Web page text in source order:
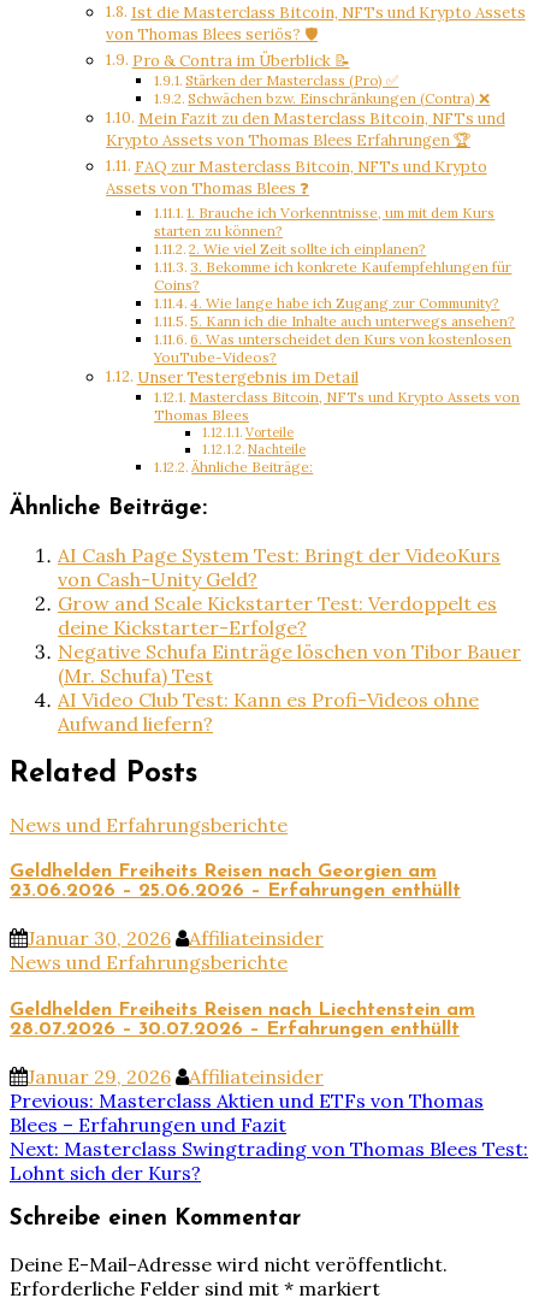
Ist die Masterclass Bitcoin, NFTs und Krypto Assets
von Thomas Blees seriös? 🛡️
Pro & Contra im Überblick 📝
Stärken der Masterclass (Pro) ✅
Schwächen bzw. Einschränkungen (Contra) ❌
Mein Fazit zu den Masterclass Bitcoin, NFTs und
Krypto Assets von Thomas Blees Erfahrungen 🏆
FAQ zur Masterclass Bitcoin, NFTs und Krypto
Assets von Thomas Blees ❓
1. Brauche ich Vorkenntnisse, um mit dem Kurs
starten zu können?
2. Wie viel Zeit sollte ich einplanen?
3. Bekomme ich konkrete Kaufempfehlungen für
Coins?
4. Wie lange habe ich Zugang zur Community?
5. Kann ich die Inhalte auch unterwegs ansehen?
6. Was unterscheidet den Kurs von kostenlosen
YouTube-Videos?
Unser Testergebnis im Detail
Masterclass Bitcoin, NFTs und Krypto Assets von
Thomas Blees
Vorteile
Nachteile
Ähnliche Beiträge:
Ähnliche Beiträge:
AI Cash Page System Test: Bringt der VideoKurs
von Cash-Unity Geld?
Grow and Scale Kickstarter Test: Verdoppelt es
deine Kickstarter-Erfolge?
Negative Schufa Einträge löschen von Tibor Bauer
(Mr. Schufa) Test
AI Video Club Test: Kann es Profi-Videos ohne
Aufwand liefern?
Related Posts
News und Erfahrungsberichte
Geldhelden Freiheits Reisen nach Georgien am
23.06.2026 – 25.06.2026 – Erfahrungen enthüllt
Januar 30, 2026
Affiliateinsider
News und Erfahrungsberichte
Geldhelden Freiheits Reisen nach Liechtenstein am
28.07.2026 – 30.07.2026 – Erfahrungen enthüllt
Januar 29, 2026 Affiliateinsider
Beitragsnavigation
Previous: Masterclass Aktien und ETFs von Thomas
Blees – Erfahrungen und Fazit
Next: Masterclass Swingtrading von Thomas Blees Test:
Lohnt sich der Kurs?
Schreibe einen Kommentar
Deine E-Mail-Adresse wird nicht veröffentlicht.
Erforderliche Felder sind mit * markiert